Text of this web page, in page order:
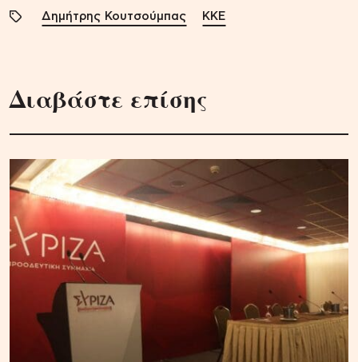
Δημήτρης Κουτσούμπας ΚΚΕ
Διαβάστε επίσης